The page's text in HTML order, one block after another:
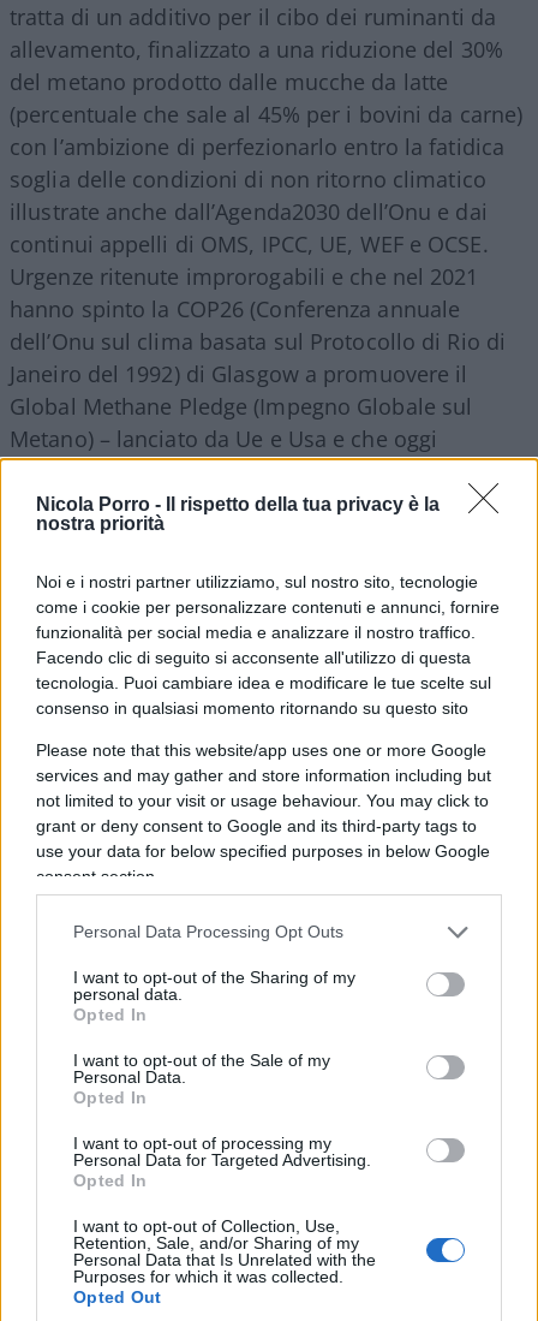
Nicola Porro -
Il rispetto della tua privacy è la
nostra priorità
Noi e i nostri partner utilizziamo, sul nostro sito, tecnologie
come i cookie per personalizzare contenuti e annunci, fornire
funzionalità per social media e analizzare il nostro traffico.
Facendo clic di seguito si acconsente all'utilizzo di questa
tecnologia. Puoi cambiare idea e modificare le tue scelte sul
consenso in qualsiasi momento ritornando su questo sito
Please note that this website/app uses one or more Google
services and may gather and store information including but
not limited to your visit or usage behaviour. You may click to
grant or deny consent to Google and its third-party tags to
use your data for below specified purposes in below Google
consent section.
Personal Data Processing Opt Outs
I want to opt-out of the Sharing of my
personal data.
Opted In
I want to opt-out of the Sale of my
Personal Data.
Opted In
I want to opt-out of processing my
Personal Data for Targeted Advertising.
Opted In
I want to opt-out of Collection, Use,
Retention, Sale, and/or Sharing of my
Personal Data that Is Unrelated with the
Purposes for which it was collected.
Opted Out
tratta di un additivo per il cibo dei ruminanti da
allevamento, finalizzato a una riduzione del 30%
del metano prodotto dalle mucche da latte
(percentuale che sale al 45% per i bovini da carne)
con l’ambizione di perfezionarlo entro la fatidica
soglia delle condizioni di non ritorno climatico
illustrate anche dall’Agenda2030 dell’Onu e dai
continui appelli di OMS, IPCC, UE, WEF e OCSE.
Urgenze ritenute improrogabili e che nel 2021
hanno spinto la COP26 (Conferenza annuale
dell’Onu sul clima basata sul Protocollo di Rio di
Janeiro del 1992) di Glasgow a promuovere il
Global Methane Pledge (Impegno Globale sul
Metano) – lanciato da Ue e Usa e che oggi
limitazione a 1.5°C dell’aumento della
temperatura globale nel prossimo futuro, in
Per inciso, si tratta di un aumento delle
temperature che è perfettamente comparabile a
quello stimato per l’eruzione del solo vulcano
Hunga Tonga Ha’apai.
In alcuni esperimenti, comunica DSM-Firmenich,
si raggiunge una riduzione del metano bovino
addirittura dell’80%. Le prime autorizzazioni alla
commercializzazione di Bovaer©️ risalgono
proprio al 2021. Ad esempio, l’autorità della Ue
preposta alle procedure di verifica e
alimentare lungo tutta la filiera produzione-
consumo, la EFSA (European Food Safety
Authority) con sede a Parma, si pronuncia
favorevolmente al suo impiego il 30 settembre
anno, i criteri adottati per la certificazione della
sua sicurezza per gli animali e per l’uomo
basandosi però su studi forniti e, dunque, non
indipendenti. È verosimile pensare che tali studi
forniti alla EFSA rientrino tra la cinquantina di